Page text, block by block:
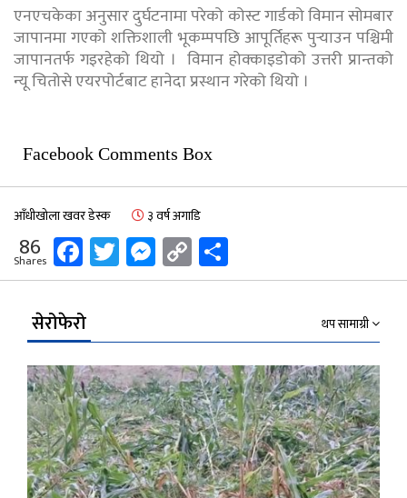
एनएचकेका अनुसार दुर्घटनामा परेको कोस्ट गार्डको विमान सोमबार
जापानमा गएको शक्तिशाली भूकम्पपछि आपूर्तिहरू पुर्‍याउन पश्चिमी
जापानतर्फ गइरहेको थियो । विमान होक्काइडोको उत्तरी प्रान्तको
न्यू चितोसे एयरपोर्टबाट हानेदा प्रस्थान गरेको थियो ।
Facebook Comments Box
आँधीखोला खवर डेस्क ३ वर्ष अगाडि
86
Shares Facebook
Twitter
Messenger
Copy
Link
सेरोफेरो थप सामाग्री